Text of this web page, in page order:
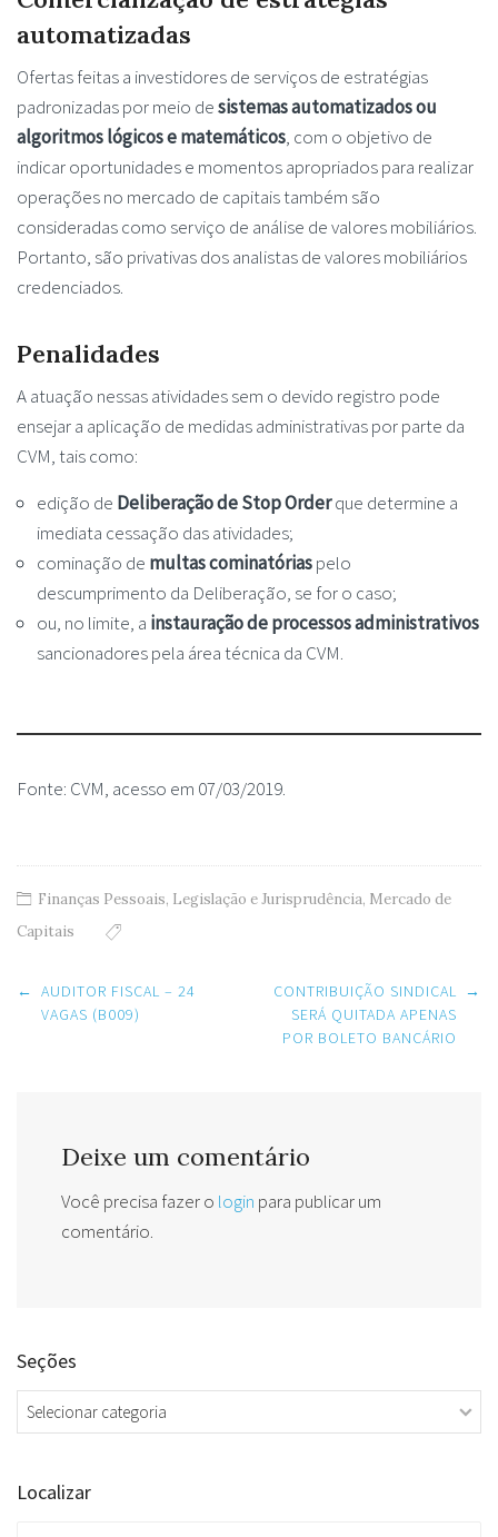
automatizadas
Ofertas feitas a investidores de serviços de estratégias
padronizadas por meio desistemas automatizados ou
algoritmos lógicos e matemáticos, com o objetivo de
indicar oportunidades e momentos apropriados para realizar
operações no mercado de capitais também são
consideradas como serviço de análise de valores mobiliários.
Portanto, são privativas dos analistas de valores mobiliários
credenciados.
Penalidades
A atuação nessas atividades sem o devido registro pode
ensejar a aplicação de medidas administrativas por parte da
CVM, tais como:
edição de Deliberação de Stop Orderque determine a
imediata cessação das atividades;
cominação de multas cominatóriaspelo
descumprimento da Deliberação, se for o caso;
ou, no limite, a instauração de processos administrativos
sancionadores pela área técnica da CVM.
Fonte: CVM, acesso em 07/03/2019.
Finanças Pessoais, Legislação e Jurisprudência, Mercado de
Capitais
Post
navigation
← AUDITOR FISCAL – 24
VAGAS (B009)
CONTRIBUIÇÃO SINDICAL
SERÁ QUITADA APENAS
POR BOLETO BANCÁRIO
→
Deixe um comentário
Você precisa fazer o login para publicar um
comentário.
Seções
Seções
Localizar